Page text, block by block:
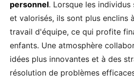
personnel. Lorsque les
et valorisés, ils sont plus enclins
travail d'équipe, ce qui profite
enfants. Une atmosphère
idées plus innovantes et à des
résolution de problèmes